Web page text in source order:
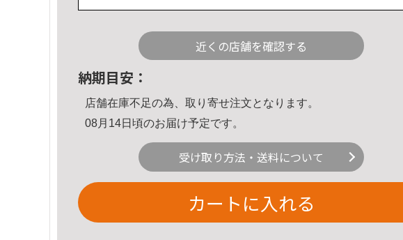
近くの店舗を確認する
納期目安：
店舗在庫不足の為、取り寄せ注文となります。
08月14日頃のお届け予定です。
受け取り方法・送料について
カートに入れる